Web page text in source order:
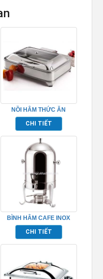
NỒI HÂM THỨC ĂN
BUFFET – TP697011
CHI TIẾT
BÌNH HÂM CAFE INOX
TP697059
CHI TIẾT